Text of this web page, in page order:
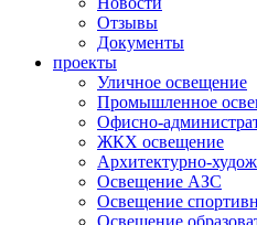
Отзывы
Документы
проекты
Уличное освещение
Промышленное
Офисно-
ЖКХ освещение
Архитектурно-
Освещение АЗС
Освещение